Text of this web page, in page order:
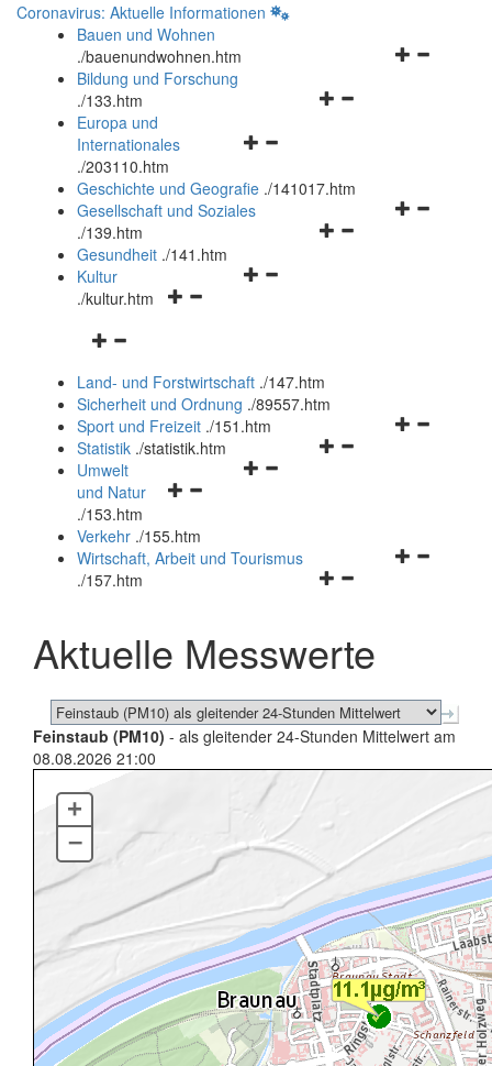
Coronavirus: Aktuelle Informationen
Bauen und Wohnen
./bauenundwohnen.htm
Navigationsmenü
Bildung und Forschung
./133.htm
Navigationsmenü
und
schließen
Europa und
Internationales
./203110.htm
Geschichte und Geografie ./141017.htm
Navigationsmenü
Gesellschaft und Soziales
./139.htm
Navigationsmenü
Gesundheit ./141.htm
Navigationsmenü
Kultur
./kultur.htm
Navigationsmenü
und
schließen
Land- und Forstwirtschaft ./147.htm
Sicherheit und Ordnung ./89557.htm
Navigationsmenü
Sport und Freizeit ./151.htm
Navigationsmenü
Statistik ./statistik.htm
Navigationsmenü
und
schließen
Umwelt
und Natur
./153.htm
Verkehr ./155.htm
Navigationsmenü
schließen
Wirtschaft, Arbeit und Tourismus
./157.htm
Aktuelle Messwerte
Feinstaub (PM10) - als gleitender 24-Stunden Mittelwert am
08.08.2026 21:00
+
–